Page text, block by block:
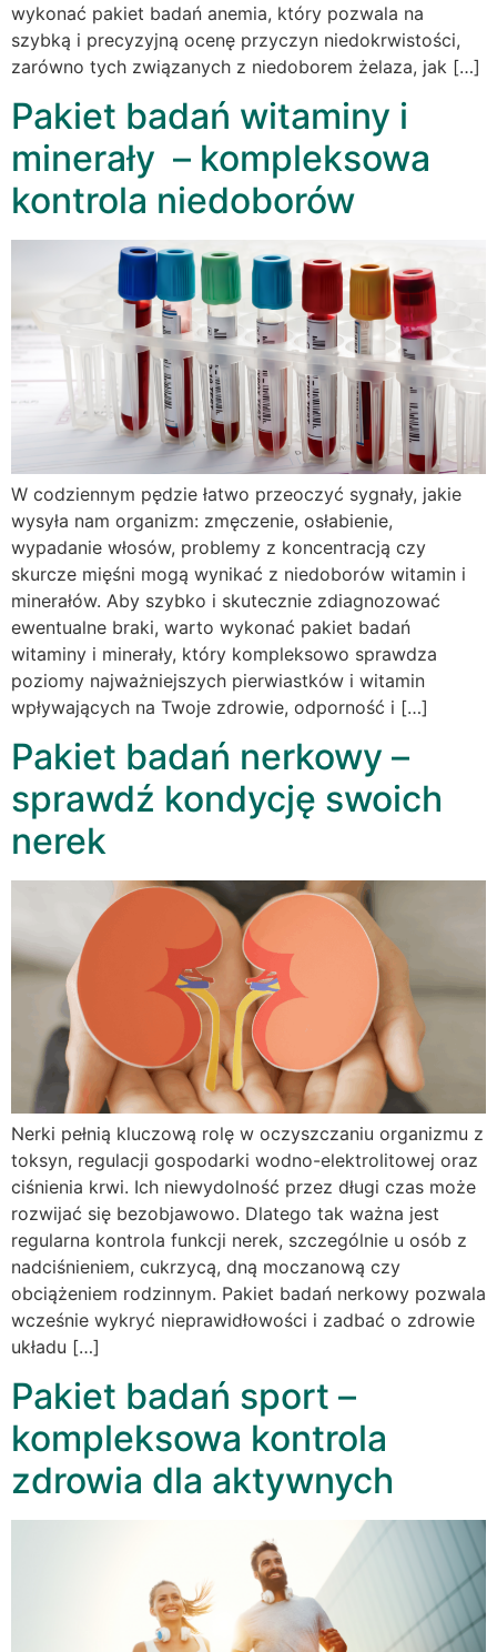
wykonać pakiet badań anemia, który pozwala na
szybką i precyzyjną ocenę przyczyn niedokrwistości,
zarówno tych związanych z niedoborem żelaza, jak […]
Pakiet badań witaminy i
minerały – kompleksowa
kontrola niedoborów
W codziennym pędzie łatwo przeoczyć sygnały, jakie
wysyła nam organizm: zmęczenie, osłabienie,
wypadanie włosów, problemy z koncentracją czy
skurcze mięśni mogą wynikać z niedoborów witamin i
minerałów. Aby szybko i skutecznie zdiagnozować
ewentualne braki, warto wykonać pakiet badań
witaminy i minerały, który kompleksowo sprawdza
poziomy najważniejszych pierwiastków i witamin
wpływających na Twoje zdrowie, odporność i […]
Pakiet badań nerkowy –
sprawdź kondycję swoich
nerek
Nerki pełnią kluczową rolę w oczyszczaniu organizmu z
toksyn, regulacji gospodarki wodno-elektrolitowej oraz
ciśnienia krwi. Ich niewydolność przez długi czas może
rozwijać się bezobjawowo. Dlatego tak ważna jest
regularna kontrola funkcji nerek, szczególnie u osób z
nadciśnieniem, cukrzycą, dną moczanową czy
obciążeniem rodzinnym. Pakiet badań nerkowy pozwala
wcześnie wykryć nieprawidłowości i zadbać o zdrowie
układu […]
Pakiet badań sport –
kompleksowa kontrola
zdrowia dla aktywnych